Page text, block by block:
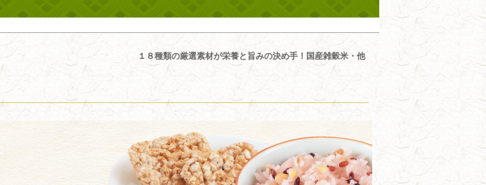
１８種類の厳選素材が栄養と旨みの決め手！国産雑穀米・他